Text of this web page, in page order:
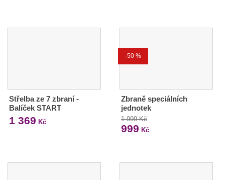
Střelba ze 7 zbraní -
Balíček START
1 369 Kč
-50 %
Zbraně speciálních
jednotek
1 999 Kč
999 Kč